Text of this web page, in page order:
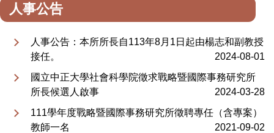
人事公告
人事公告：本所所長自113年8月1日起由楊志和副教授
接任。
2024-08-01
國立中正大學社會科學院徵求戰略暨國際事務研究所
所長候選人啟事
2024-03-28
111學年度戰略暨國際事務研究所徵聘專任（含專案）
教師一名
2021-09-02